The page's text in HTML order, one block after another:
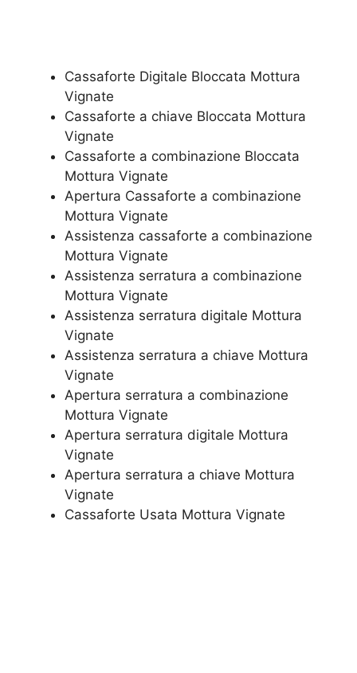
Cassaforte Digitale Bloccata Mottura
Vignate
Cassaforte a chiave Bloccata Mottura
Vignate
Cassaforte a combinazione Bloccata
Mottura Vignate
​Apertura Cassaforte a combinazione
Mottura Vignate
Assistenza cassaforte a combinazione
Mottura Vignate
​Assistenza serratura​ ​a combinazione
Mottura Vignate
Assistenza serratura ​digitale Mottura
Vignate
Assistenza serratura ​a chiave Mottura
Vignate
​Apertura serratura​ ​a combinazione
Mottura Vignate
Apertura serratura​ ​digitale Mottura
Vignate
​Apertura serratura​ ​a chiave Mottura
Vignate
​Cassaforte Usata Mottura Vignate